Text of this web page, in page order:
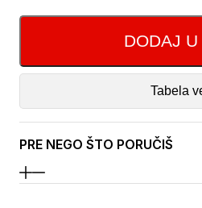
DODAJ
Tabela
PRE NEGO ŠTO PORUČIŠ